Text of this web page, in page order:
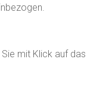
mit Klick auf das